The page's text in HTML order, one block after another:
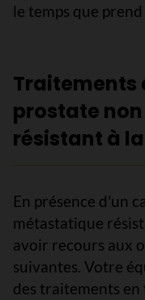
le temps que
Traitements
prostate
résistant à
En présence d'un
métastatique
avoir recours aux
suivantes. Votre
des traitements